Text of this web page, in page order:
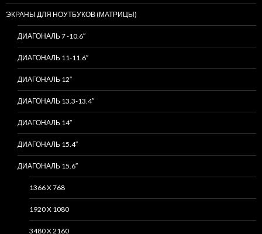
ЭКРАНЫ ДЛЯ НОУТБУКОВ (МАТРИЦЫ)
ДИАГОНАЛЬ 7 -10.6″
ДИАГОНАЛЬ 11-11.6″
ДИАГОНАЛЬ 12″
ДИАГОНАЛЬ 13.3-13.4″
ДИАГОНАЛЬ 14″
ДИАГОНАЛЬ 15.4″
ДИАГОНАЛЬ 15.6″
1366 X 768
1920 X 1080
3480 X 2160